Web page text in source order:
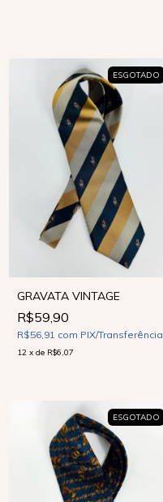
ESGOTADO
GRAVATA VINTAGE
R$59,90
R$56,91 com PIX/Transferência
12 x de R$6,07
ESGOTADO